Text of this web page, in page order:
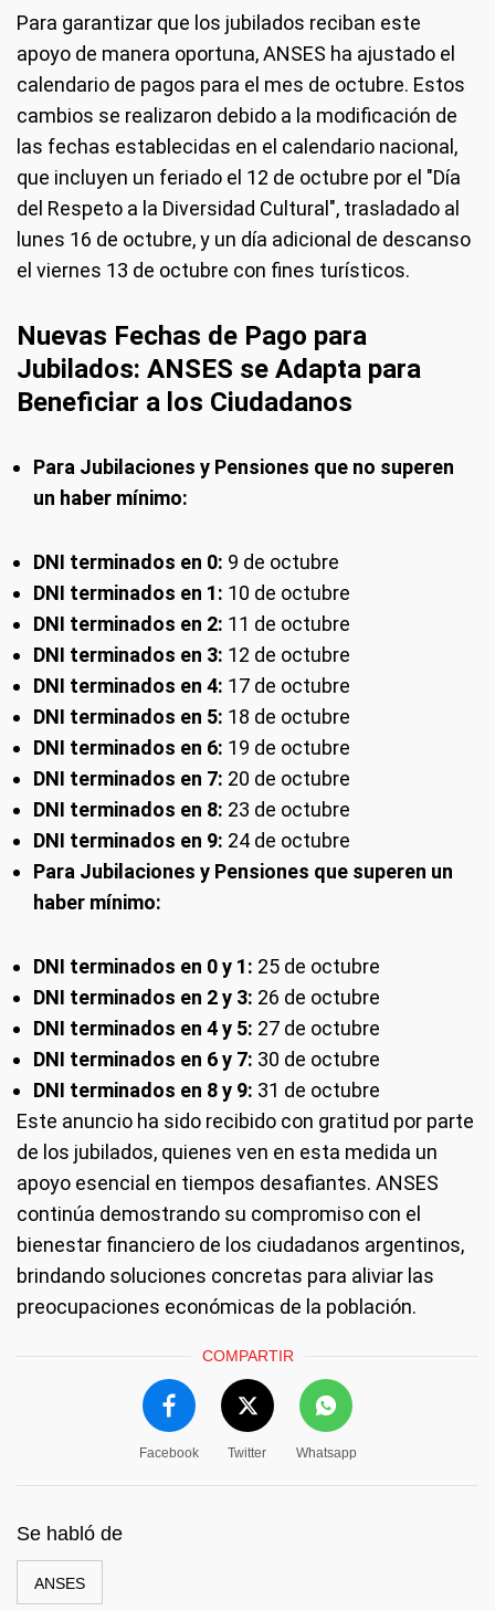
Para garantizar que los jubilados reciban este
apoyo de manera oportuna, ANSES ha ajustado el
calendario de pagos para el mes de octubre. Estos
cambios se realizaron debido a la modificación de
las fechas establecidas en el calendario nacional,
que incluyen un feriado el 12 de octubre por el "Día
del Respeto a la Diversidad Cultural", trasladado al
lunes 16 de octubre, y un día adicional de descanso
el viernes 13 de octubre con fines turísticos.
Nuevas Fechas de Pago para
Jubilados: ANSES se Adapta para
Beneficiar a los Ciudadanos
Para Jubilaciones y Pensiones que no superen
un haber mínimo:
DNI terminados en 0: 9 de octubre
DNI terminados en 1: 10 de octubre
DNI terminados en 2: 11 de octubre
DNI terminados en 3: 12 de octubre
DNI terminados en 4: 17 de octubre
DNI terminados en 5: 18 de octubre
DNI terminados en 6: 19 de octubre
DNI terminados en 7: 20 de octubre
DNI terminados en 8: 23 de octubre
DNI terminados en 9: 24 de octubre
Para Jubilaciones y Pensiones que superen un
haber mínimo:
DNI terminados en 0 y 1: 25 de octubre
DNI terminados en 2 y 3: 26 de octubre
DNI terminados en 4 y 5: 27 de octubre
DNI terminados en 6 y 7: 30 de octubre
DNI terminados en 8 y 9: 31 de octubre
Este anuncio ha sido recibido con gratitud por parte
de los jubilados, quienes ven en esta medida un
apoyo esencial en tiempos desafiantes. ANSES
continúa demostrando su compromiso con el
bienestar financiero de los ciudadanos argentinos,
brindando soluciones concretas para aliviar las
preocupaciones económicas de la población.
COMPARTIR
Facebook Twitter Whatsapp
Se habló de
ANSES